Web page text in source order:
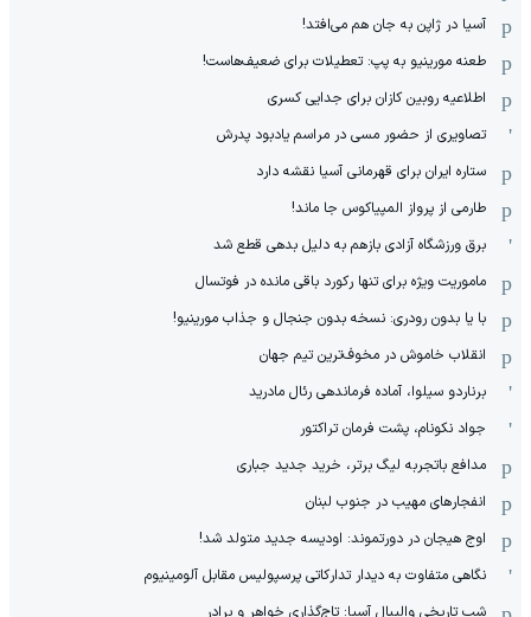
آسیا در ژاپن به جان هم می‌افتد!
طعنه مورینیو به پپ: تعطیلات برای ضعیف‌هاست!
اطلاعیه روبین کازان برای جدایی کسری
تصاویری از حضور مسی در مراسم یادبود پدرش
ستاره ایران برای قهرمانی آسیا نقشه دارد
طارمی از پرواز المپیاکوس جا ماند!
برق ورزشگاه آزادی بازهم به دلیل بدهی قطع شد
ماموریت ویژه برای تنها رکورد باقی مانده در فوتسال
با یا بدون رودری: نسخه بدون جنجال و جذاب مورینیو!
انقلاب خاموش در مخوف‌‌ترین تیم جهان
برناردو سیلوا، آماده فرماندهی رئال مادرید
جواد نکونام، پشت فرمان تراکتور
مدافع باتجربه لیگ برتر، خرید جدید جباری
انفجارهای مهیب در جنوب لبنان
اوج هیجان در دورتموند: اودیسه جدید متولد شد!
نگاهی متفاوت به دیدار تدارکاتی پرسپولیس مقابل آلومینیوم
شب تاریخی والیبال آسیا: تاج‌گذاری خواهر و برادر